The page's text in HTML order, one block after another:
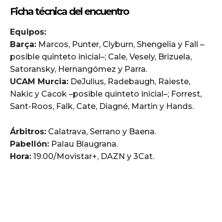
Ficha técnica del encuentro
Equipos:
Barça: Marcos, Punter, Clyburn, Shengelia y Fall –
posible quinteto inicial–; Cale, Vesely, Brizuela,
Satoransky, Hernangómez y Parra.
UCAM Murcia: DeJulius, Radebaugh, Raieste,
Nakic y Cacok –posible quinteto inicial–; Forrest,
Sant-Roos, Falk, Cate, Diagné, Martin y Hands.
Árbitros: Calatrava, Serrano y Baena.
Pabellón: Palau Blaugrana.
Hora: 19.00/Movistar+, DAZN y 3Cat.